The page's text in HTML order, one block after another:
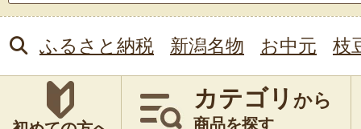
ふるさと納税 新潟名物 お中元 枝
カテゴリ から
商品を探す